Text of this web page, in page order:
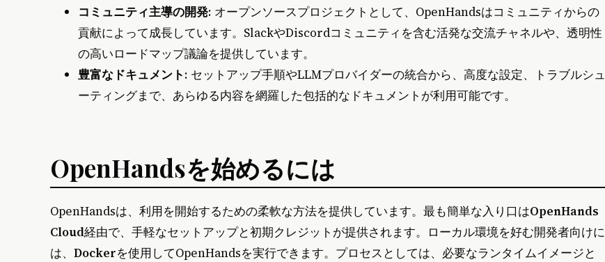
コミュニティ主導の開発: オープンソースプロジェクトとして、OpenHandsはコミュニティからの
貢献によって成長しています。SlackやDiscordコミュニティを含む活発な交流チャネルや、透明性
の高いロードマップ議論を提供しています。
豊富なドキュメント: セットアップ手順やLLMプロバイダーの統合から、高度な設定、トラブルシュ
ーティングまで、あらゆる内容を網羅した包括的なドキュメントが利用可能です。
OpenHandsを始めるには
OpenHandsは、利用を開始するための柔軟な方法を提供しています。最も簡単な入り口はOpenHands
Cloud経由で、手軽なセットアップと初期クレジットが提供されます。ローカル環境を好む開発者向けに
は、 Dockerを使用してOpenHandsを実行できます。プロセスとしては、必要なランタイムイメージと